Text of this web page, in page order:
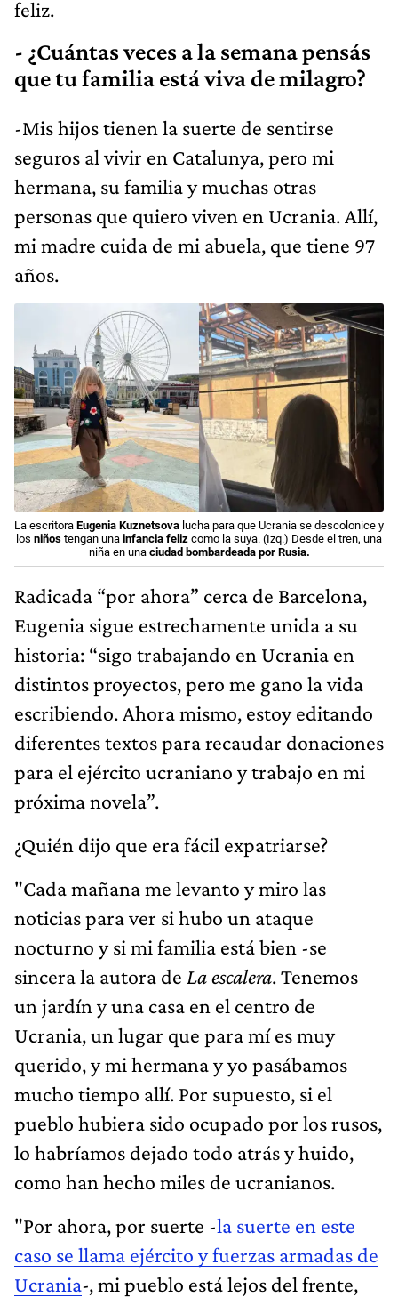
feliz.
- ¿Cuántas veces a la semana pensás
que tu familia está viva de milagro?
-Mis hijos tienen la suerte de sentirse
seguros al vivir en Catalunya, pero mi
hermana, su familia y muchas otras
personas que quiero viven en Ucrania. Allí,
mi madre cuida de mi abuela, que tiene 97
años.
La escritora Eugenia Kuznetsova lucha para que Ucrania se descolonice y
los niños tengan una infancia feliz como la suya. (Izq.) Desde el tren, una
niña en una ciudad bombardeada por Rusia.
Radicada “por ahora” cerca de Barcelona,
Eugenia sigue estrechamente unida a su
historia: “sigo trabajando en Ucrania en
distintos proyectos, pero me gano la vida
escribiendo. Ahora mismo, estoy editando
diferentes textos para recaudar donaciones
para el ejército ucraniano y trabajo en mi
próxima novela”.
¿Quién dijo que era fácil expatriarse?
"Cada mañana me levanto y miro las
noticias para ver si hubo un ataque
nocturno y si mi familia está bien -se
sincera la autora de La escalera. Tenemos
un jardín y una casa en el centro de
Ucrania, un lugar que para mí es muy
querido, y mi hermana y yo pasábamos
mucho tiempo allí. Por supuesto, si el
pueblo hubiera sido ocupado por los rusos,
lo habríamos dejado todo atrás y huido,
como han hecho miles de ucranianos.
"Por ahora, por suerte -la suerte en este
caso se llama ejército y fuerzas armadas de
Ucrania-, mi pueblo está lejos del frente,